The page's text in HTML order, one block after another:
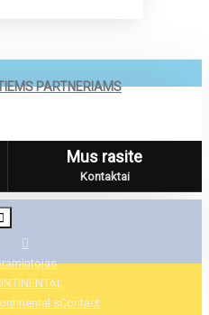
PARTNERIAMS
Mus rasite
Kontaktai
sContact